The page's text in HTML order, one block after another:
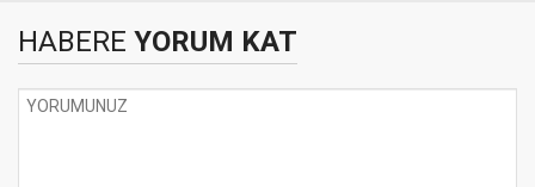
HABERE YORUM KAT